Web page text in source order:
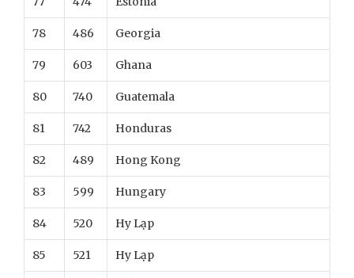
78 486 Georgia
79 603 Ghana
80 740 Guatemala
81 742 Honduras
82 489 Hong Kong
83 599 Hungary
84 520 Hy Lạp
85 521 Hy Lạp